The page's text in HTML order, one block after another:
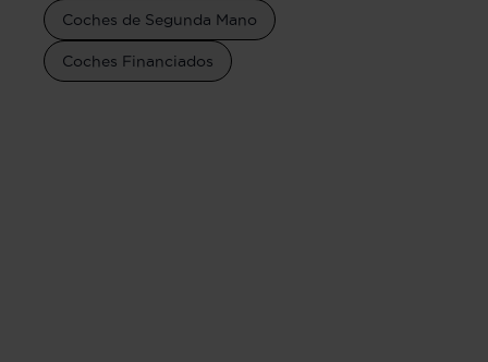
Coches de Segunda Mano
Coches Financiados